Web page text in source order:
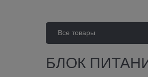
Все товары
БЛОК